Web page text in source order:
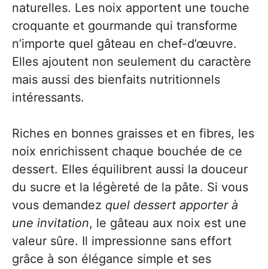
naturelles. Les noix apportent une touche
croquante et gourmande qui transforme
n’importe quel gâteau en chef-d’œuvre.
Elles ajoutent non seulement du caractère
mais aussi des bienfaits nutritionnels
intéressants.
Riches en bonnes graisses et en fibres, les
noix enrichissent chaque bouchée de ce
dessert. Elles équilibrent aussi la douceur
du sucre et la légèreté de la pâte. Si vous
vous demandez quel dessert apporter à
une invitation, le gâteau aux noix est une
valeur sûre. Il impressionne sans effort
grâce à son élégance simple et ses